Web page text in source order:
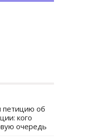
петицию об
кого
очередь